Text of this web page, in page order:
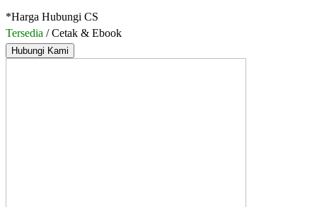
*Harga Hubungi CS
Tersedia / Cetak & Ebook
Hubungi Kami